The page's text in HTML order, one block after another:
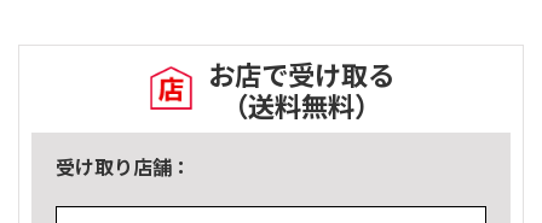
お店で受け取る
（送料無料）
受け取り店舗：